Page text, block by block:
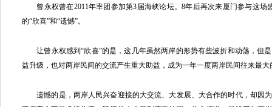
曾永权曾在2011年率团参加第3届海峡论坛。8年后再次来厦门参与这场
的“欣喜”和“遗憾”。
让曾永权感到“欣喜”的是，这几年虽然两岸的形势有些波折和动荡，但
益升级，也对两岸民间的交流产生重大助益，成为一年一度两岸民间往来最大
遗憾的是，两岸人民兴奋迎接的大交流、大发展、大合作的时代，却因